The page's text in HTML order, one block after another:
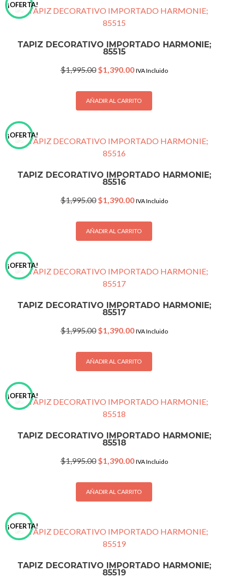
¡OFERTA!
TAPIZ DECORATIVO IMPORTADO HARMONIE;
85515
$1,995.00 Original
was:
$1,995.00.
$1,390.00Current
is:
$1,390.00.
IVA Incluido
AÑADIR AL CARRITO
¡OFERTA!
TAPIZ DECORATIVO IMPORTADO HARMONIE;
85516
$1,995.00 Original
was:
$1,995.00.
$1,390.00Current
is:
$1,390.00.
IVA Incluido
AÑADIR AL CARRITO
¡OFERTA!
TAPIZ DECORATIVO IMPORTADO HARMONIE;
85517
$1,995.00 Original
was:
$1,995.00.
$1,390.00Current
is:
$1,390.00.
IVA Incluido
AÑADIR AL CARRITO
¡OFERTA!
TAPIZ DECORATIVO IMPORTADO HARMONIE;
85518
$1,995.00 Original
was:
$1,995.00.
$1,390.00Current
is:
$1,390.00.
IVA Incluido
AÑADIR AL CARRITO
¡OFERTA!
TAPIZ DECORATIVO IMPORTADO HARMONIE;
85519